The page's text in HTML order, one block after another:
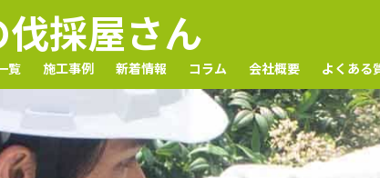
採屋さん
覧 施工事例 新着情報 コラム 会社概要 よくある